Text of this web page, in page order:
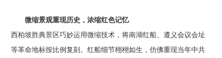
微缩景观重现历史，浓缩红色记忆
西柏坡胜典景区巧妙运用微缩技术，将南湖红船、遵义会议会址
等革命地标按比例复刻。红船细节栩栩如生，仿佛重现当年中共